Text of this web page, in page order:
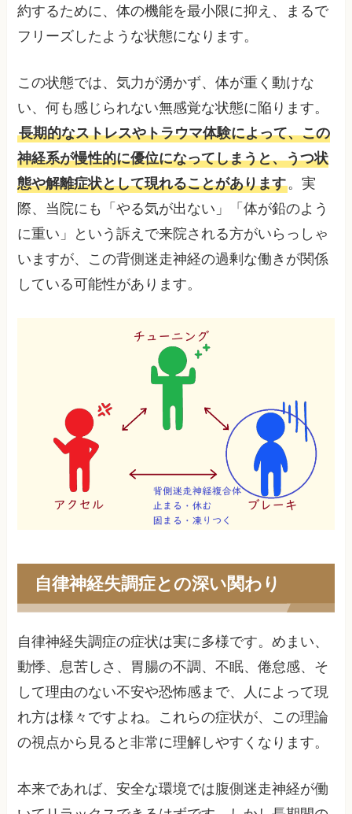
約するために、体の機能を最小限に抑え、まるで
フリーズしたような状態になります。
この状態では、気力が湧かず、体が重く動けな
い、何も感じられない無感覚な状態に陥ります。
長期的なストレスやトラウマ体験によって、この
神経系が慢性的に優位になってしまうと、うつ状
態や解離症状として現れることがあります。実
際、当院にも「やる気が出ない」「体が鉛のよう
に重い」という訴えで来院される方がいらっしゃ
いますが、この背側迷走神経の過剰な働きが関係
している可能性があります。
自律神経失調症との深い関わり
自律神経失調症の症状は実に多様です。めまい、
動悸、息苦しさ、胃腸の不調、不眠、倦怠感、そ
して理由のない不安や恐怖感まで、人によって現
れ方は様々ですよね。これらの症状が、この理論
の視点から見ると非常に理解しやすくなります。
本来であれば、安全な環境では腹側迷走神経が働